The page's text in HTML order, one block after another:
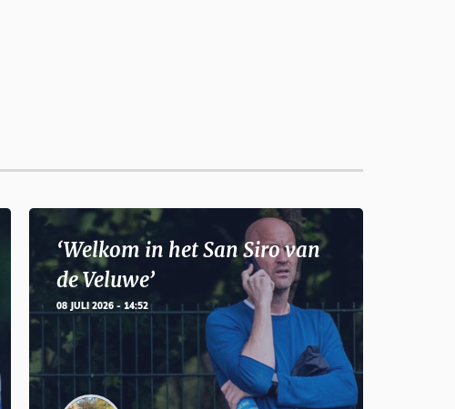
‘Welkom in het San Siro van
de Veluwe’
08 JULI 2026 - 14:52